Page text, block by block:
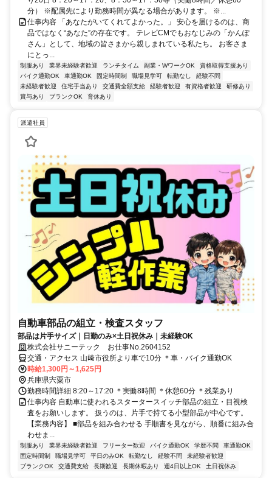
分） ※配属先により勤務時間が異なる場合があります。 ※...
仕事内容 「あなたがいてくれてよかった。」 安心を届けるのは、商
品ではなく“あなた”の存在です。 テレビCMでもおなじみの「かんぽ
さん」として、地域の皆さまから親しまれている私たち。 お客さま
にとっ...
制服あり 業界未経験者歓迎 ランチタイム 副業・WワークOK
資格取得支援あり
バイク通勤OK
車通勤OK 固定時間制 職場見学可 転勤なし
経験不問
未経験者歓迎
住宅手当あり 交通費全額支給 経験者歓迎 有資格者歓迎
研修あり
賞与あり
ブランクOK 育休あり
派遣社員
自動車部品の組立・検査スタッフ
部品は片手サイズ｜日勤のみ×土日祝休み｜未経験OK
株式会社サニーテック お仕事No.2604152
交通・アクセス 山﨑市役所より車で10分 ＊車・バイク通勤OK
時給1,300円～1,625円
兵庫県宍粟市
勤務時間詳細 8:20～17:20 ＊実働8時間 ＊休憩60分 ＊残業あり
仕事内容 自動車に使われるスタータースイッチ部品の組立・目視検
査をお願いします。 扱うのは、片手で持てる小型部品が中心です。
【業務内容】 ■部品を組み合わせる 手順書を見ながら、順番に組み合
わせま...
制服あり 業界未経験者歓迎 フリーター歓迎 バイク通勤OK 学歴不問
車通勤OK
固定時間制
職場見学可 平日のみOK 転勤なし 経験不問
未経験者歓迎
ブランクOK
交通費支給 長期歓迎 長期休暇あり 週4日以上OK 土日祝休み